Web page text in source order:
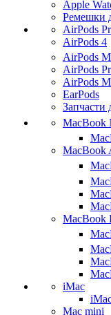
Apple
Ремешки
AirPods
AirPods 4
AirPods
AirPods
AirPods
EarPods
Запчасти
MacBook
MacBook
MacBook
iMac
Mac mini